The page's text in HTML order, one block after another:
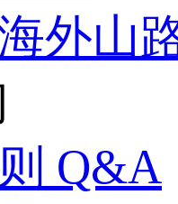
外山
Q&A